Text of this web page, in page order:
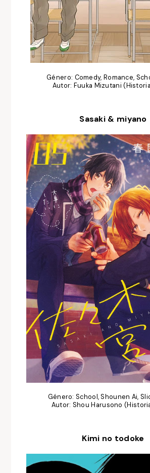
Género: Comedy, Romance,
Autor: Fuuka Mizutani
Sasaki & miyano
Género: School, Shounen Ai,
Autor: Shou Harusono
Kimi no todoke